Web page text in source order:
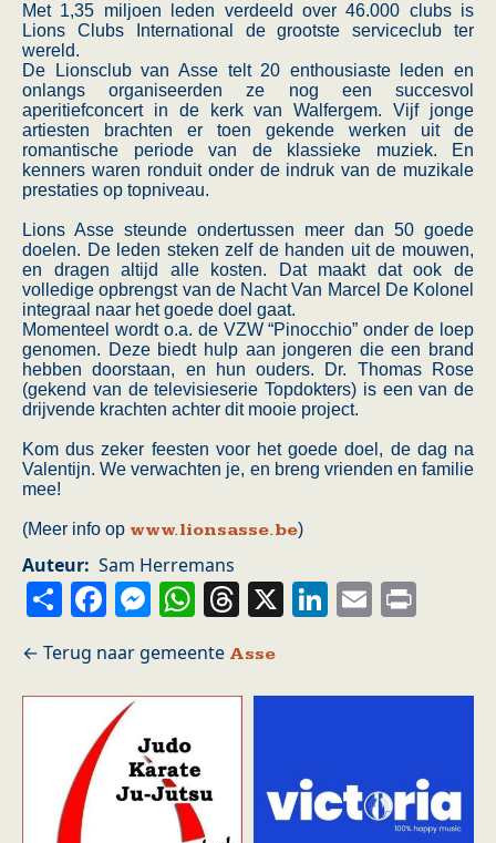
Met 1,35 miljoen leden verdeeld over 46.000 clubs is
Lions Clubs International de grootste serviceclub ter
wereld.
De Lionsclub van Asse telt 20 enthousiaste leden en
onlangs organiseerden ze nog een succesvol
aperitiefconcert in de kerk van Walfergem. Vijf jonge
artiesten brachten er toen gekende werken uit de
romantische periode van de klassieke muziek. En
kenners waren ronduit onder de indruk van de muzikale
prestaties op topniveau.
Lions Asse steunde ondertussen meer dan 50 goede
doelen. De leden steken zelf de handen uit de mouwen,
en dragen altijd alle kosten. Dat maakt dat ook de
volledige opbrengst van de Nacht Van Marcel De Kolonel
integraal naar het goede doel gaat.
Momenteel wordt o.a. de VZW “Pinocchio” onder de loep
genomen. Deze biedt hulp aan jongeren die een brand
hebben doorstaan, en hun ouders. Dr. Thomas Rose
(gekend van de televisieserie Topdokters) is een van de
drijvende krachten achter dit mooie project.
Kom dus zeker feesten voor het goede doel, de dag na
Valentijn. We verwachten je, en breng vrienden en familie
mee!
(Meer info op www.lionsasse.be)
Auteur Sam Herremans
ShareFacebook
Messenger
WhatsApp
Threads
X LinkedIn
Email
Asse